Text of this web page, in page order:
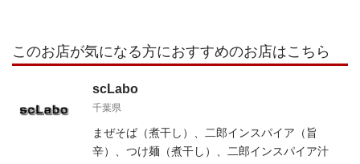
このお店が気になる方におすすめのお店はこちら
scLabo
千葉県
まぜそば（煮干し）、二郎インスパイア（旨
辛）、つけ麺（煮干し）、二郎インスパイア汁